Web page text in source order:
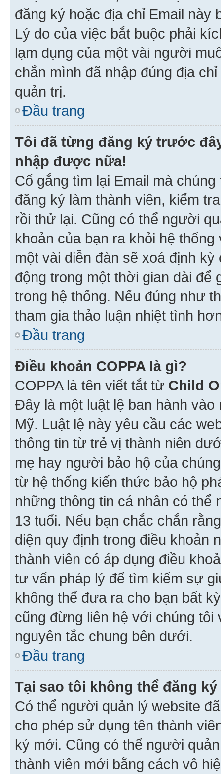
đăng ký hoặc địa chỉ Email này
Lý do của việc bắt buộc phải
lạm dụng của một vài người
chắn mình đã nhập đúng địa
quản trị.
Đầu trang
Tôi đã từng đăng ký trước
nhập được nữa!
Cố gắng tìm lại Email mà
đăng ký làm thành viên, kiểm
rồi thử lại. Cũng có thể người
khoản của bạn ra khỏi hệ
một vài diễn đàn sẽ xoá định
động trong một thời gian dài
trong hệ thống. Nếu đúng như
tham gia thảo luận nhiệt tình
Đầu trang
Điều khoản COPPA là gì?
COPPA là tên viết tắt từ Child
Đây là một luật lệ ban hành
Mỹ. Luật lệ này yêu cầu các
thông tin từ trẻ vị thành niên
mẹ hay người bảo hộ của
từ hệ thống kiến thức bảo hộ
những thông tin cá nhân có thể
13 tuổi. Nếu bạn chắc chắn
diện quy định trong điều khoản
thành viên có áp dụng điều
tư vấn pháp lý để tìm kiếm sự
không thể đưa ra cho bạn bất
cũng đừng liên hệ với chúng
nguyên tắc chung bên dưới.
Đầu trang
Tại sao tôi không thể đăng
Có thể người quản lý website
cho phép sử dụng tên thành
ký mới. Cũng có thể người
thành viên mới bằng cách vô